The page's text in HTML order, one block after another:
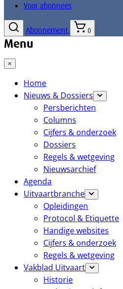
Voor abonnees
Abonnement 0
Menu
×
Home
Nieuws & Dossiers
Persberichten
Columns
Cijfers & onderzoek
Dossiers
Regels & wetgeving
Nieuwsarchief
Agenda
Uitvaartbranche
Opleidingen
Protocol & Etiquette
Handige websites
Cijfers & onderzoek
Regels & wetgeving
Vakblad Uitvaart
Historie